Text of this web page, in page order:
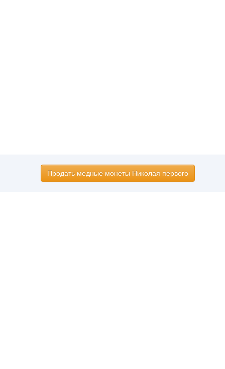
Продать медные монеты Николая первого